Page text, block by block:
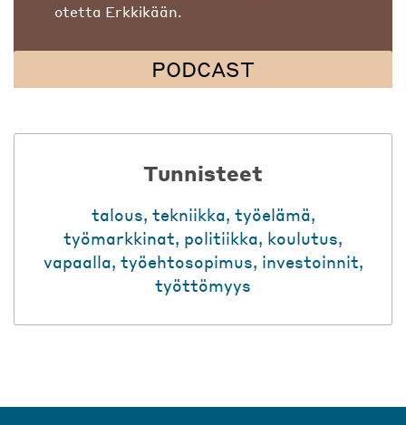
otetta Erkkikään.
PODCAST
Tunnisteet
talous, tekniikka, työelämä,
työmarkkinat, politiikka, koulutus,
vapaalla, työehtosopimus, investoinnit,
työttömyys